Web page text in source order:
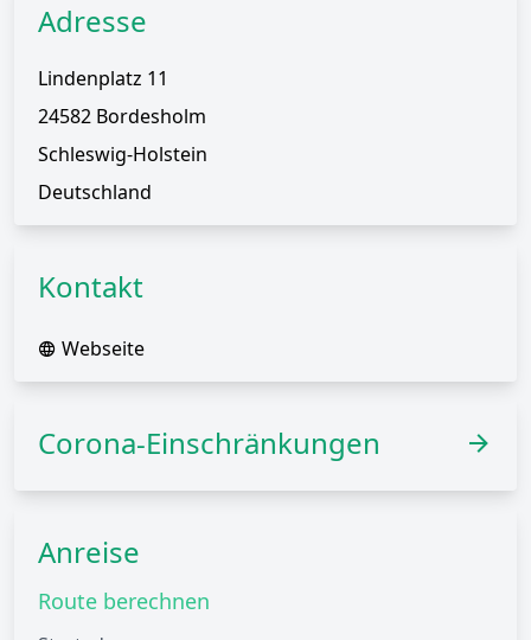
Adresse
Lindenplatz 11
24582 Bordesholm
Schleswig-Holstein
Deutschland
Kontakt
Webseite
Corona-Einschränkungen
Anreise
Route berechnen